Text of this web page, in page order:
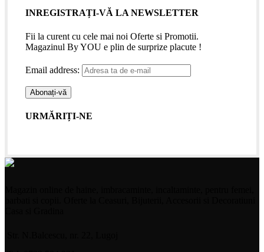
INREGISTRAȚI-VĂ LA NEWSLETTER
Fii la curent cu cele mai noi Oferte si Promotii.
Magazinul By YOU e plin de surprize placute !
Email address:
URMĂRIȚI-NE